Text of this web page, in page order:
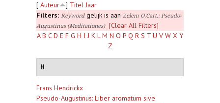
[ Auteur ] Titel Jaar
Filters: Keywordgelijk is aan Zelem O.Cart.: Pseudo-
Augustinus (Meditationes)
[Clear All Filters]
A B C D E F G H I J K L M N O P Q R S T U V W X Y
Z
H
Frans Hendrickx
Pseudo-Augustinus: Liber aromatum sive